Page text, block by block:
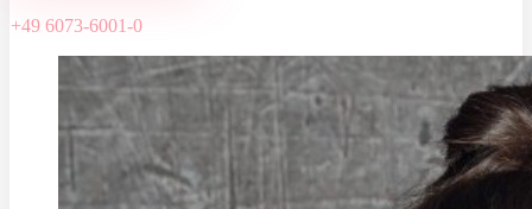
+49 6073-6001-0